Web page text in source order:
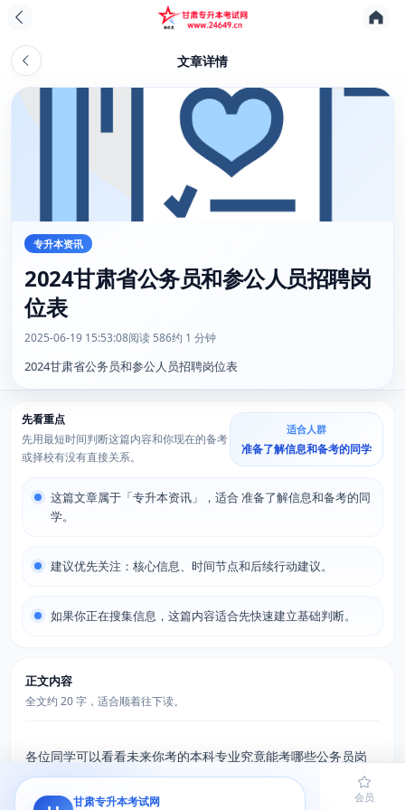
文章详情
专升本资讯
2024甘肃省公务员和参公人员招聘岗
位表
2025-06-19 15:53:08阅读 586约 1 分钟
2024甘肃省公务员和参公人员招聘岗位表
先看重点
先用最短时间判断这篇内容和你现在的备考
或择校有没有直接关系。
适合人群
准备了解信息和备考的同学
这篇文章属于「专升本资讯」，适合 准备了解信息和备考的同
学。
建议优先关注：核心信息、时间节点和后续行动建议。
如果你正在搜集信息，这篇内容适合先快速建立基础判断。
正文内容
全文约 20 字，适合顺着往下读。
各位同学可以看看未来你考的本科专业究竟能考哪些公务员岗
位。
甘肃专升本考试网
首页 题库 会员